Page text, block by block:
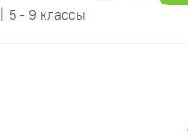
5 - 9 классы